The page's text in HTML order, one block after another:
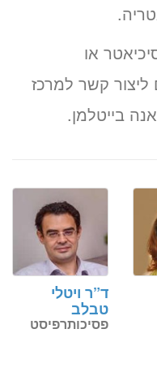
או
ליצור קשר למרכז
בייטלמן.
ד”ר ויטלי
טבלב
פסיכותרפיסט